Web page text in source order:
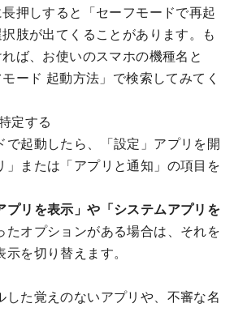
押しすると「セーフモードで再起
肢が出てくることがあります。も
れば、お使いのスマホの機種名と
モード 起動方法」で検索してみてく
定する
で起動したら、「設定」アプリを開
」または「アプリと通知」の項目を
プリを表示」や「システムアプリを
たオプションがある場合は、それを
を切り替えます。
した覚えのないアプリや、不審な名